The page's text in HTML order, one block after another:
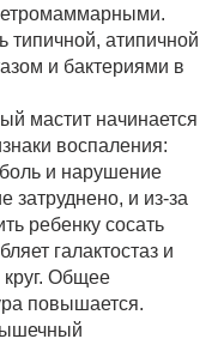
типичной, атипичной
и бактериями в
мастит начинается
воспаления:
и нарушение
затруднено, и из-за
ребенку сосать
галактостаз и
круг. Общее
повышается.